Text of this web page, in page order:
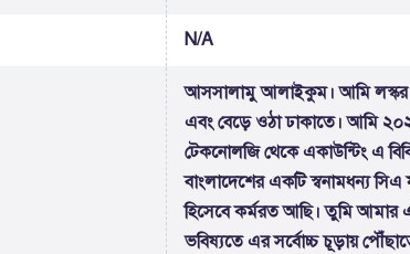
N/A
আসসালামু আলাইকুম। আমি লস্কর
এবং বেড়ে ওঠা ঢাকাতে। আমি
টেকনোলজি থেকে একাউন্টিং এ
বাংলাদেশের একটি স্বনামধন্য
হিসেবে কর্মরত আছি। তুমি আমার
ভবিষ্যতে এর সর্বোচ্চ চূড়ায়